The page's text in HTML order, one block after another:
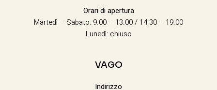
Orari di apertura
Martedì – Sabato: 9.00 – 13.00 / 14.30 – 19.00
Lunedì: chiuso
VAGO
Indirizzo